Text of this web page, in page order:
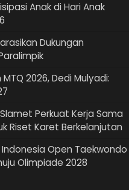
Anak di Hari Anak
Dukungan
2026, Dedi Mulyadi:
Perkuat Kerja Sama
Riset Karet Berkelanjutan
Open Taekwondo
Olimpiade 2028